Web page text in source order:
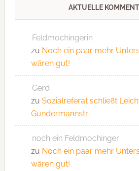
AKTUELLE
Feldmochingerin
zu Noch ein paar mehr
wären gut!
Gerd
zu Sozialreferat schließt
Gundermannstr.
noch ein Feldmochinger
zu Noch ein paar mehr
wären gut!